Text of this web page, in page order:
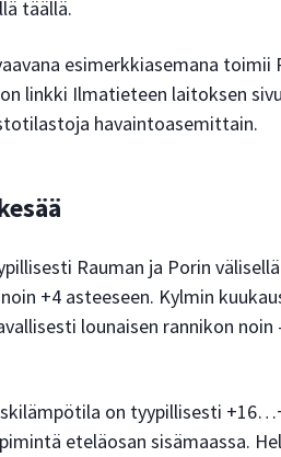
täällä.
esimerkkiasemana toimii
linkki Ilmatieteen laitoksen
havaintoasemittain.
Rauman ja Porin
+4 asteeseen. Kylmin
lounaisen rannikon noin
on tyypillisesti
eteläosan sisämaassa.